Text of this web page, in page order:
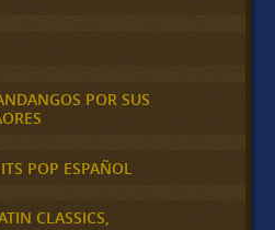
POR SUS
POP ESPAÑOL
CLASSICS,